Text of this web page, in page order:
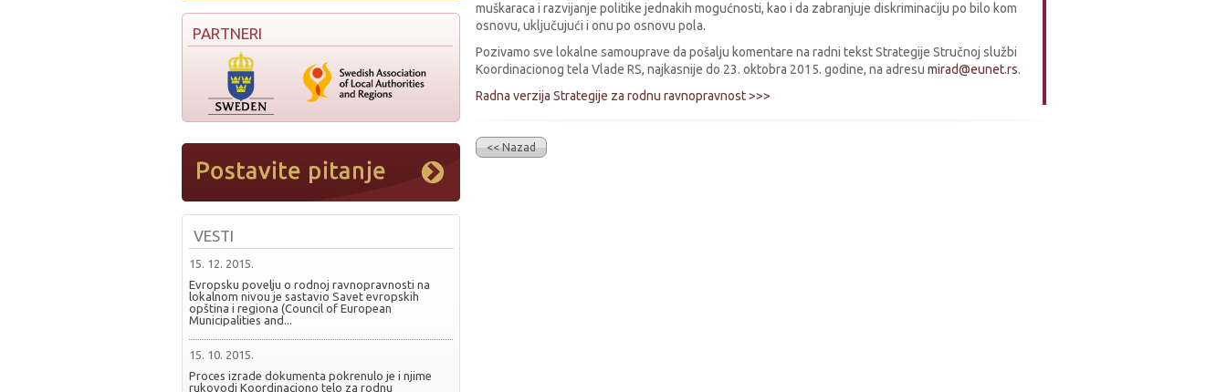
PARTNERI
VESTI
15. 12. 2015.
Evropsku povelju o rodnoj ravnopravnosti na
lokalnom nivou je sastavio Savet evropskih
opština i regiona (Council of European
Municipalities and...
15. 10. 2015.
Proces izrade dokumenta pokrenulo je i njime
rukovodi Koordinaciono telo za rodnu
muškaraca i razvijanje politike jednakih mogućnosti, kao i da zabranjuje diskriminaciju po bilo kom
osnovu, uključujući i onu po osnovu pola.
Pozivamo sve lokalne samouprave da pošalju komentare na radni tekst Strategije Stručnoj službi
Koordinacionog tela Vlade RS, najkasnije do 23. oktobra 2015. godine, na adresu mirad@eunet.rs.
Radna verzija Strategije za rodnu ravnopravnost >>>
<< Nazad